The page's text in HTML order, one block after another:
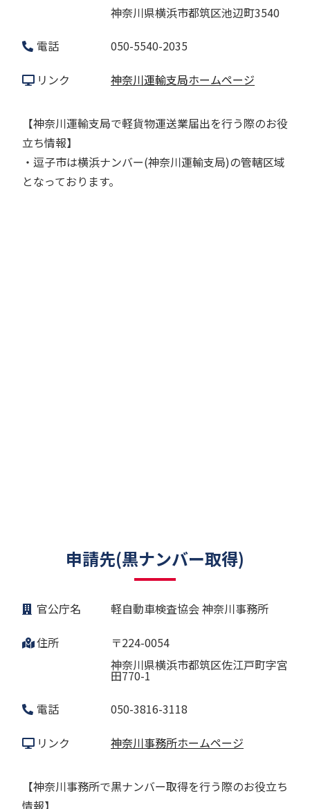
神奈川県横浜市都筑区池辺町3540
電話
050-5540-2035
リンク 神奈川運輸支局ホームページ
【神奈川運輸支局で軽貨物運送業届出を行う際のお役
立ち情報】
・逗子市は横浜ナンバー(神奈川運輸支局)の管轄区域
となっております。
申請先(黒ナンバー取得)
官公庁名 軽自動車検査協会 神奈川事務所
住所
〒224-0054
神奈川県横浜市都筑区佐江戸町字宮
田770-1
電話
050-3816-3118
リンク 神奈川事務所ホームページ
【神奈川事務所で黒ナンバー取得を行う際のお役立ち
情報】